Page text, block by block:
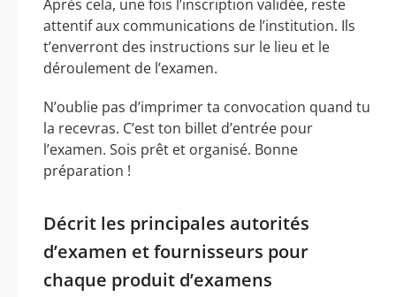
Après cela, une fois l’inscription validée, reste
attentif aux communications de l’institution. Ils
t’enverront des instructions sur le lieu et le
déroulement de l’examen.
N’oublie pas d’imprimer ta convocation quand tu
la recevras. C’est ton billet d’entrée pour
l’examen. Sois prêt et organisé. Bonne
préparation !
Décrit les principales autorités
d’examen et fournisseurs pour
chaque produit d’examens